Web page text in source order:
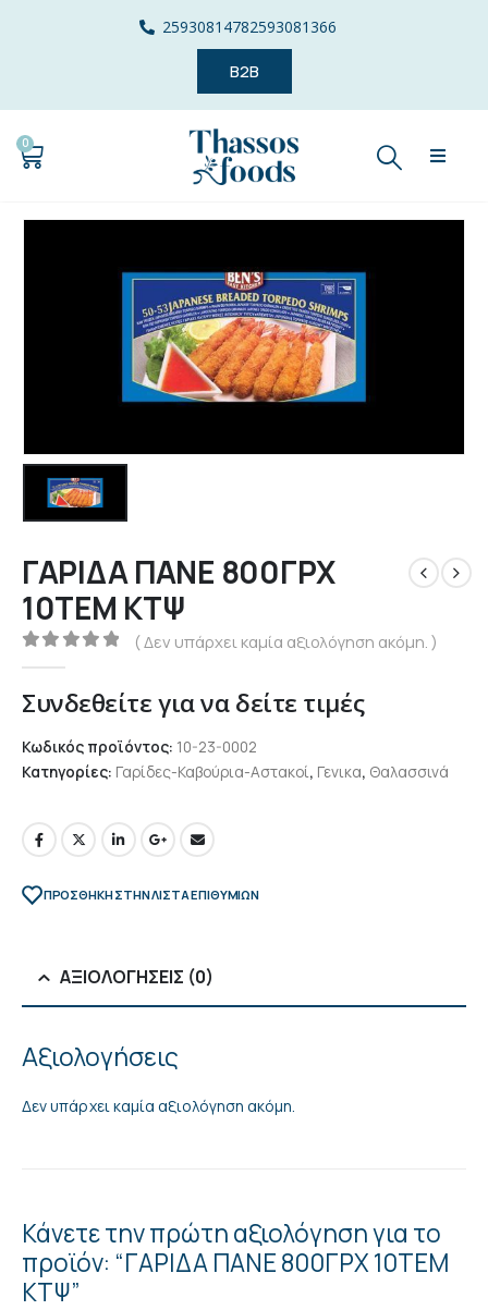
25930814782593081366
B2B
0
ΓΑΡΙΔΑ ΠΑΝΕ 800ΓΡΧ
10ΤΕΜ ΚΤΨ
0out of 5
( Δεν υπάρχει καμία αξιολόγηση ακόμη. )
Συνδεθείτε για να δείτε τιμές
Κωδικός προϊόντος: 10-23-0002
Κατηγορίες: Γαρίδες-Καβούρια-Αστακοί, Γενικα, Θαλασσινά
ΠΡΌΣΘΉΚΗ ΣΤΗΝ ΛΊΣΤΑ ΕΠΙΘΥΜΙΏΝ
ΑΞΙΟΛΟΓΉΣΕΙΣ (0)
Αξιολογήσεις
Δεν υπάρχει καμία αξιολόγηση ακόμη.
Κάνετε την πρώτη αξιολόγηση για το
προϊόν: “ΓΑΡΙΔΑ ΠΑΝΕ 800ΓΡΧ 10ΤΕΜ
ΚΤΨ”